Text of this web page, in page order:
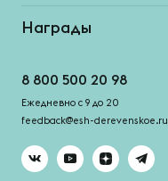
Награды
8 800 500 20 98
Ежедневно с 9 до 20
feedback@esh-derevenskoe.ru